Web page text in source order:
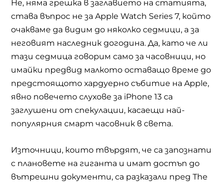
Не, няма грешка в заглавието на статията,
става въпрос не за Apple Watch Series 7, който
очакваме да видим до няколко седмици, а за
неговият наследник догодина. Да, като че ли
тази седмица говорим само за часовници, но
имайки предвид малкото оставащо време до
предстоящото хардуерно събитие на Apple,
явно повечето слухове за iPhone 13 са
заглушени от спекулации, касаещи най-
популярния смарт часовник в света.
Източници, които твърдят, че са запознати
с плановете на гиганта и имат достъп до
вътрешни документи, са разказали пред The